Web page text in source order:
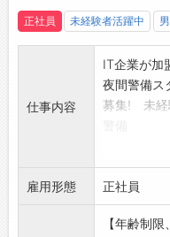
正社員 未経験者活躍中
仕事内容
IT企業が加
夜間警備ス
募集! 未経
日勤は無
・仕事内
認、緊急時
・送迎業
・清掃業
雇用形態 正社員
【年齢制限